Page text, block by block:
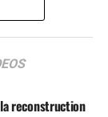
reconstruction